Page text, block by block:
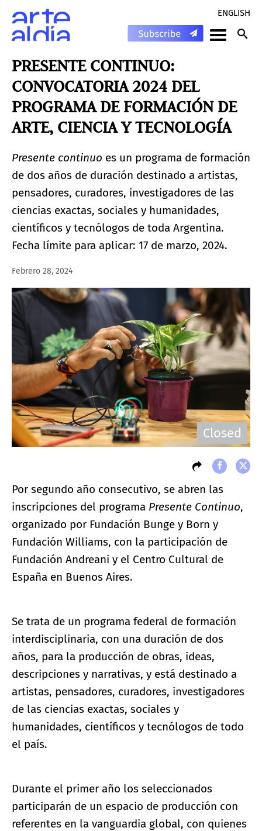
ENGLISH
PRESENTE CONTINUO:
CONVOCATORIA 2024 DEL
PROGRAMA DE FORMACIÓN DE
ARTE, CIENCIA Y TECNOLOGÍA
Presente continuo es un programa de formación
de dos años de duración destinado a artistas,
pensadores, curadores, investigadores de las
ciencias exactas, sociales y humanidades,
científicos y tecnólogos de toda Argentina.
Fecha límite para aplicar: 17 de marzo, 2024.
Febrero 28, 2024
Closed
Por segundo año consecutivo, se abren las
inscripciones del programa Presente Continuo,
organizado por Fundación Bunge y Born y
Fundación Williams, con la participación de
Fundación Andreani y el Centro Cultural de
España en Buenos Aires.
Se trata de un programa federal de formación
interdisciplinaria, con una duración de dos
años, para la producción de obras, ideas,
descripciones y narrativas, y está destinado a
artistas, pensadores, curadores, investigadores
de las ciencias exactas, sociales y
humanidades, científicos y tecnólogos de todo
el país.
Durante el primer año los seleccionados
participarán de un espacio de producción con
referentes en la vanguardia global, con quienes